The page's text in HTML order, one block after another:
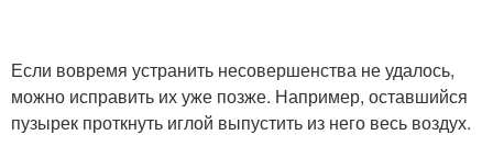
Если вовремя устранить несовершенства не удалось,
можно исправить их уже позже. Например, оставшийся
пузырек проткнуть иглой выпустить из него весь воздух.